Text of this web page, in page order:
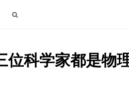
位科学家都是物